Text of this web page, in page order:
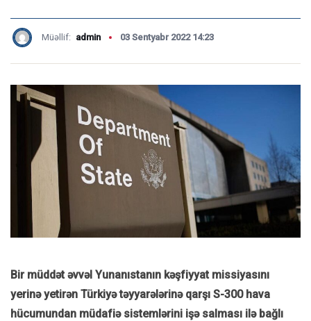
Müəllif: admin 03 Sentyabr 2022 14:23
Bir müddət əvvəl Yunanıstanın kəşfiyyat missiyasını
yerinə yetirən Türkiyə təyyarələrinə qarşı S-300 hava
hücumundan müdafiə sistemlərini işə salması ilə bağlı